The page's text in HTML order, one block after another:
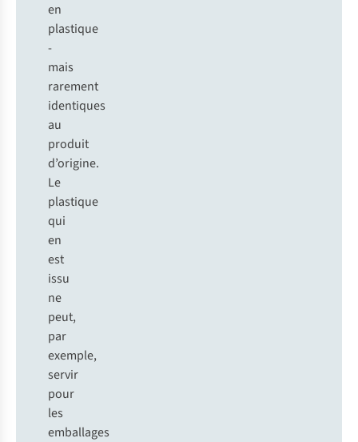
en
plastique
-
mais
rarement
identiques
au
produit
d’origine.
Le
plastique
qui
en
est
issu
ne
peut,
par
exemple,
servir
pour
les
emballages